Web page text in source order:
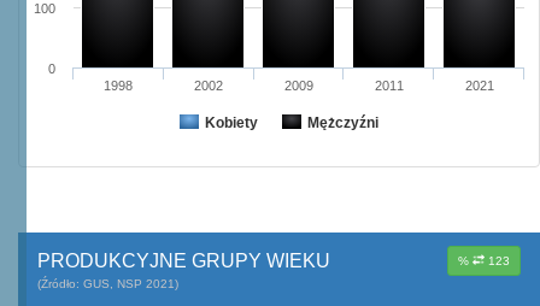
Kobiety Mężczyźni
1998 2002 2009 2011 2021
0
100
% 123
PRODUKCYJNE GRUPY WIEKU
(Źródło: GUS, NSP 2021)